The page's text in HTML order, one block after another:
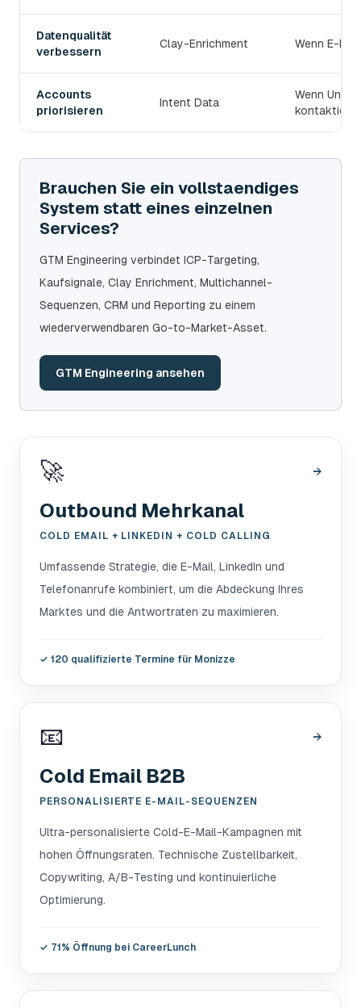
Datenqualität
verbessern
Clay-Enrichment Wenn E-
Accounts
priorisieren
Intent Data
Wenn
kontaktiert
Brauchen Sie ein vollstaendiges
System statt eines einzelnen
Services?
GTM Engineering verbindet ICP-Targeting,
Kaufsignale, Clay Enrichment, Multichannel-
Sequenzen, CRM und Reporting zu einem
wiederverwendbaren Go-to-Market-Asset.
GTM Engineering ansehen
🚀 →
Outbound Mehrkanal
COLD EMAIL + LINKEDIN + COLD CALLING
Umfassende Strategie, die E-Mail, LinkedIn und
Telefonanrufe kombiniert, um die Abdeckung Ihres
Marktes und die Antwortraten zu maximieren.
✓ 120 qualifizierte Termine für Monizze
📧 →
Cold Email B2B
PERSONALISIERTE E-MAIL-SEQUENZEN
Ultra-personalisierte Cold-E-Mail-Kampagnen mit
hohen Öffnungsraten. Technische Zustellbarkeit,
Copywriting, A/B-Testing und kontinuierliche
Optimierung.
✓ 71% Öffnung bei CareerLunch